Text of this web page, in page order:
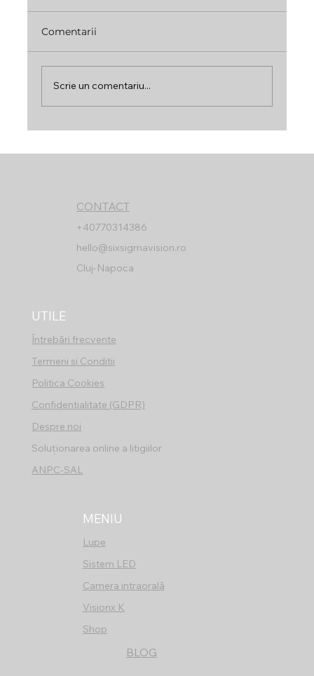
Inovatoare pentru Profesioniști
Comentarii
Scrie un comentariu...
MENIU
Lupe
Sistem LED
Camera intraorală
Visionx K
Shop
BLOG
UTILE
Întrebări frecvente
Termeni si Conditii​
​Politica Cookies​
Confidentialitate (GDPR)​​
Despre noi
Soluționarea online a litigiilor
​ANPC-SAL
CONTACT
+40770314386
hello@sixsigmavision.ro
Cluj-Napoca